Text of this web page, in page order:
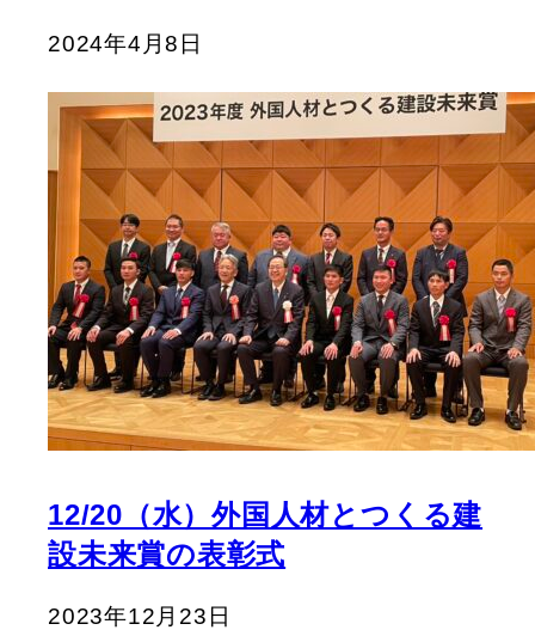
2024年4月8日
12/20（水）外国人材とつくる建
設未来賞の表彰式
2023年12月23日